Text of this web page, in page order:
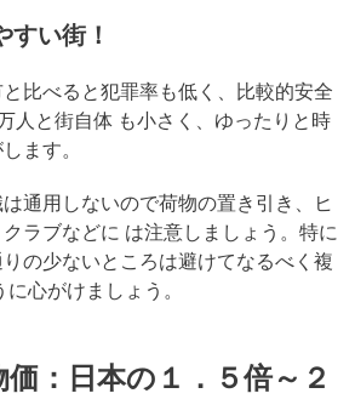
い街！
比べると犯罪率も低く、比較的安全
人と街自体 も小さく、ゆったりと時
ます。
通用しないので荷物の置き引き、ヒ
ラブなどに は注意しましょう。特に
の少ないところは避けてなるべく複
心がけましょう。
：日本の１．５倍～２